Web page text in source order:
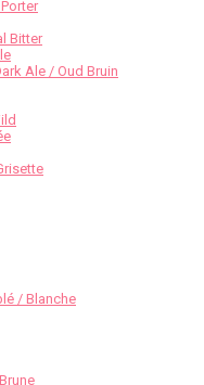
Bitter
Ale / Oud Bruin
/ Blanche